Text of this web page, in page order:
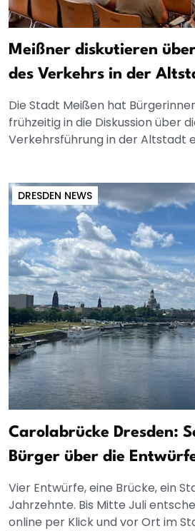
Meißner diskutieren
des Verkehrs in der
Die Stadt Meißen hat
frühzeitig in die Diskussion über
Verkehrsführung in der Altstadt
DRESDEN NEWS
Carolabrücke Dresden:
Bürger über die
Vier Entwürfe, eine Brücke, ein
Jahrzehnte. Bis Mitte Juli
online per Klick und vor Ort im